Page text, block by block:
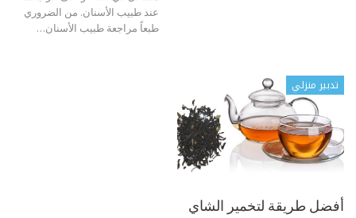
عند طبيب الأسنان. من الضروري
طبعاً مراجعة طبيب الأسنان…
تدبير منزلي
أفضل طريقة لتخمير الشاي